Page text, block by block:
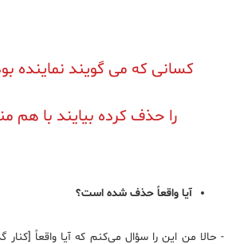
کسانی که می گویند نماینده
را حذف کرده بیایند با هم
آیا واقعاً حذف شده است؟
-‌ حالا من این را سؤال می‌کنم که آیا واقعاً [کنار